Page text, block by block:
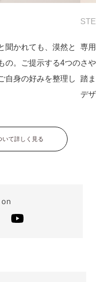
聞かれても、漠然と
の。ご提示する4つの
自身の好みを整理し
専
さ
踏
デ
いて詳しく見る